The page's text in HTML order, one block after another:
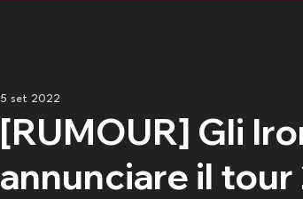
[RUMOUR] Gli
annunciare il
5 set 2022